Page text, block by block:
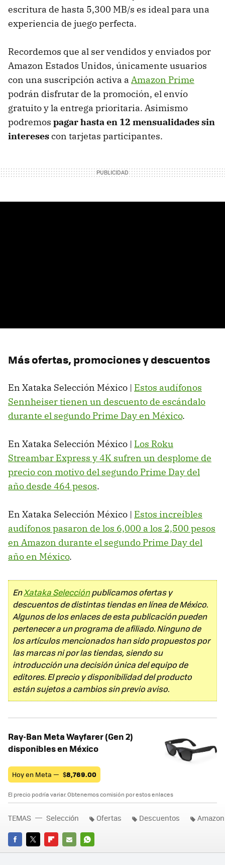
escritura de hasta 5,300 MB/s es ideal para una
experiencia de juego perfecta.
Recordemos que al ser vendidos y enviados por
Amazon Estados Unidos, únicamente usuarios
con una suscripción activa a Amazon Prime
podrán disfrutar de la promoción, el envío
gratuito y la entrega prioritaria. Asimismo
podremos pagar hasta en 12 mensualidades sin
interesescon tarjetas participantes.
Más ofertas, promociones y descuentos
En Xataka Selección México | Estos audífonos
Sennheiser tienen un descuento de escándalo
durante el segundo Prime Day en México.
En Xataka Selección México | Los Roku
Streambar Express y 4K sufren un desplome de
precio con motivo del segundo Prime Day del
año desde 464 pesos.
En Xataka Selección México | Estos increíbles
audífonos pasaron de los 6,000 a los 2,500 pesos
en Amazon durante el segundo Prime Day del
año en México.
EnXataka Selecciónpublicamos ofertas y
descuentos de distintas tiendas en línea de México.
Algunos de los enlaces de esta publicación pueden
pertenecer a un programa de afiliado. Ninguno de
los artículos mencionados han sido propuestos por
las marcas ni por las tiendas, siendo su
introducción una decisión única del equipo de
editores. El precio y disponibilidad del producto
están sujetos a cambios sin previo aviso.
Ray-Ban Meta Wayfarer (Gen 2)
disponibles en México
Hoy en Meta — $8,769.00
El precio podría variar. Obtenemos comisión por estos enlaces
FACEBOOK
TWITTERFLIPBOARD
E-
WHATSAPP
TEMAS Selección Ofertas Descuentos